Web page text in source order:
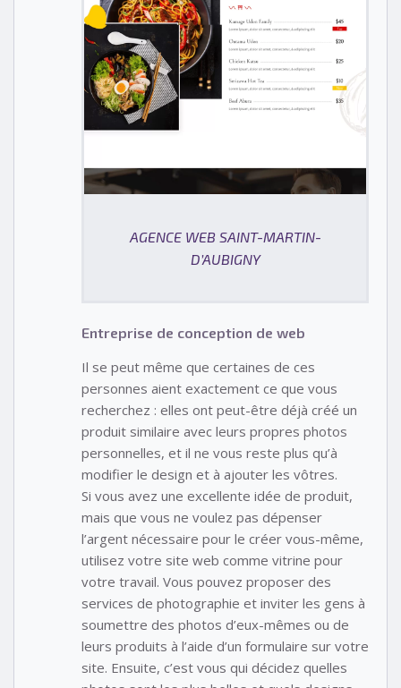
AGENCE WEB SAINT-MARTIN-
D’AUBIGNY
Entreprise de conception de web
Il se peut même que certaines de ces
personnes aient exactement ce que vous
recherchez : elles ont peut-être déjà créé un
produit similaire avec leurs propres photos
personnelles, et il ne vous reste plus qu’à
modifier le design et à ajouter les vôtres.
Si vous avez une excellente idée de produit,
mais que vous ne voulez pas dépenser
l’argent nécessaire pour le créer vous-même,
utilisez votre site web comme vitrine pour
votre travail. Vous pouvez proposer des
services de photographie et inviter les gens à
soumettre des photos d’eux-mêmes ou de
leurs produits à l’aide d’un formulaire sur votre
site. Ensuite, c’est vous qui décidez quelles